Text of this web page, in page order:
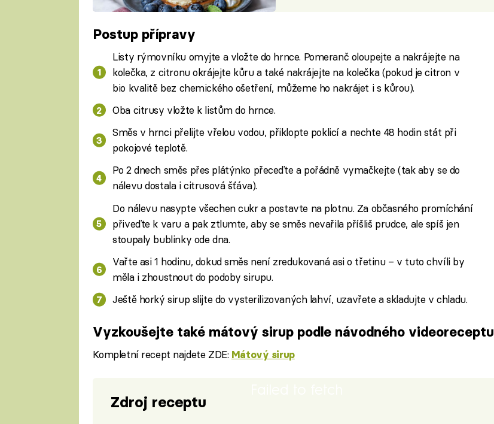
Postup přípravy
Listy rýmovníku omyjte a vložte do hrnce. Pomeranč oloupejte a nakrájejte na
kolečka, z citronu okrájejte kůru a také nakrájejte na kolečka (pokud je citron v
bio kvalitě bez chemického ošetření, můžeme ho nakrájet i s kůrou).
Oba citrusy vložte k listům do hrnce.
Směs v hrnci přelijte vřelou vodou, přiklopte poklicí a nechte 48 hodin stát při
pokojové teplotě.
Po 2 dnech směs přes plátýnko přeceďte a pořádně vymačkejte (tak aby se do
nálevu dostala i citrusová šťáva).
Do nálevu nasypte všechen cukr a postavte na plotnu. Za občasného promíchání
přiveďte k varu a pak ztlumte, aby se směs nevařila příšliš prudce, ale spíš jen
stoupaly bublinky ode dna.
Vařte asi 1 hodinu, dokud směs není zredukovaná asi o třetinu – v tuto chvíli by
měla i zhoustnout do podoby sirupu.
Ještě horký sirup slijte do vysterilizovaných lahví, uzavřete a skladujte v chladu.
Vyzkoušejte také mátový sirup podle návodného videoreceptu
Kompletní recept najdete ZDE: Mátový sirup
Zdroj receptu